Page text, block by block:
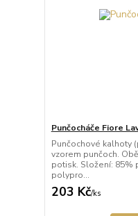
Punčocháče Fiore
Punčochové kalhoty
vzorem punčoch.
potisk. Složení: 85%
polypro...
203 Kč/ks